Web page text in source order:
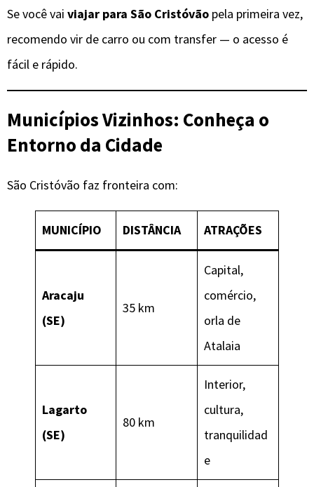
Se você vai viajar para São Cristóvão pela primeira vez,
recomendo vir de carro ou com transfer — o acesso é
fácil e rápido.
Municípios Vizinhos: Conheça o
Entorno da Cidade
São Cristóvão faz fronteira com:
MUNICÍPIO DISTÂNCIA ATRAÇÕES
Aracaju
(SE)
35 km
Capital,
comércio,
orla de
Atalaia
Lagarto
(SE)
80 km
Interior,
cultura,
tranquilidad
e